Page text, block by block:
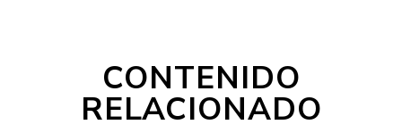
CONTENIDO
RELACIONADO